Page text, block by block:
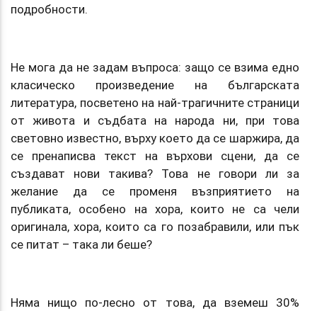
подробности.
Не мога да не задам въпроса: защо се взима едно
класическо произведение на българската
литература, посветено на най-трагичните страници
от живота и съдбата на народа ни, при това
световно известно, върху което да се шаржира, да
се пренаписва текст на върхови сцени, да се
създават нови такива? Това не говори ли за
желание да се променя възприятието на
публиката, особено на хора, които не са чели
оригинала, хора, които са го позабравили, или пък
се питат – така ли беше?
Няма нищо по-лесно от това, да вземеш 30%